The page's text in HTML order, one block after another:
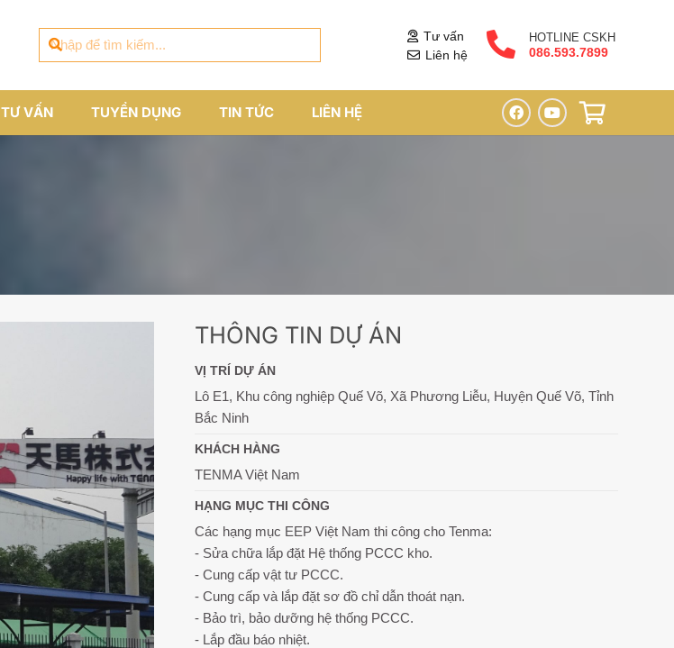
Tư vấn
Liên hệ
HOTLINE CSKH
086.593.7899
TƯ VẤN TUYỂN DỤNG TIN TỨC LIÊN HỆ
THÔNG TIN DỰ ÁN
VỊ TRÍ DỰ ÁN
Lô E1, Khu công nghiệp Quế Võ, Xã Phương Liễu, Huyện Quế Võ, Tỉnh
Bắc Ninh
KHÁCH HÀNG
TENMA Việt Nam
HẠNG MỤC THI CÔNG
Các hạng mục EEP Việt Nam thi công cho Tenma:
- Sửa chữa lắp đặt Hệ thống PCCC kho.
- Cung cấp vật tư PCCC.
- Cung cấp và lắp đặt sơ đồ chỉ dẫn thoát nạn.
- Bảo trì, bảo dưỡng hệ thống PCCC.
- Lắp đầu báo nhiệt.